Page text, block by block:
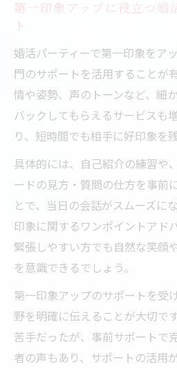
第一印象アップに役立つ婚
ト
婚活パーティーで第一印象をア
門のサポートを活用することが
情や姿勢、声のトーンなど、細
バックしてもらえるサービスも
り、短時間でも相手に好印象を
具体的には、自己紹介の練習や
ードの見方・質問の仕方を事前
とで、当日の会話がスムーズに
印象に関するワンポイントアド
緊張しやすい方でも自然な笑顔
を意識できるでしょう。
第一印象アップのサポートを受
野を明確に伝えることが大切で
苦手だったが、事前サポートで
者の声もあり、サポートの活用